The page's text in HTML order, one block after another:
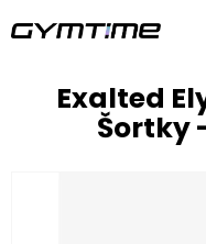
na
Exalted
Šortky